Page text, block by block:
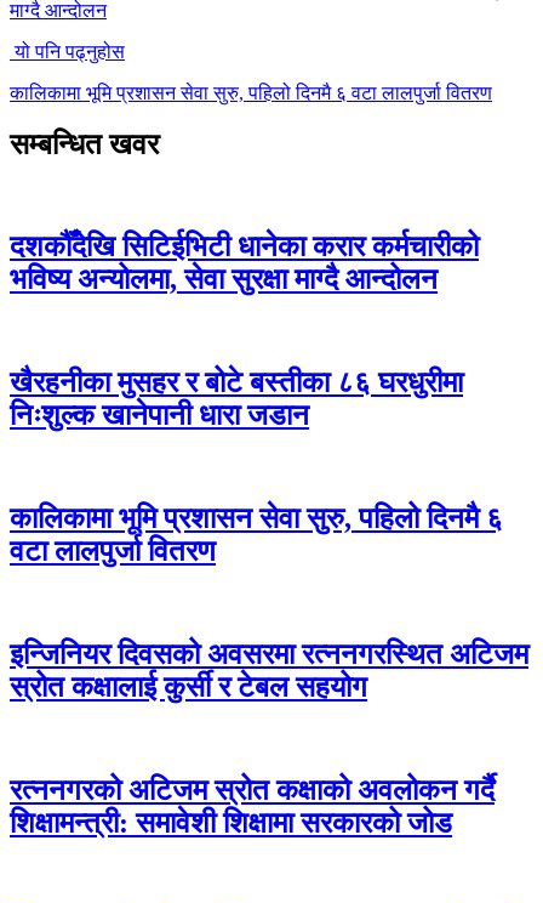
माग्दै आन्दोलन
यो पनि पढ्नुहोस
कालिकामा भूमि प्रशासन सेवा सुरु, पहिलो दिनमै ६ वटा लालपुर्जा वितरण
सम्बन्धित खवर
दशकौँदेखि सिटिईभिटी धानेका करार कर्मचारीको
भविष्य अन्योलमा, सेवा सुरक्षा माग्दै आन्दोलन
खैरहनीका मुसहर र बोटे बस्तीका ८६ घरधुरीमा
निःशुल्क खानेपानी धारा जडान
कालिकामा भूमि प्रशासन सेवा सुरु, पहिलो दिनमै ६
वटा लालपुर्जा वितरण
इन्जिनियर दिवसको अवसरमा रत्ननगरस्थित अटिजम
स्रोत कक्षालाई कुर्सी र टेबल सहयोग
रत्ननगरको अटिजम स्रोत कक्षाको अवलोकन गर्दै
शिक्षामन्त्री: समावेशी शिक्षामा सरकारको जोड